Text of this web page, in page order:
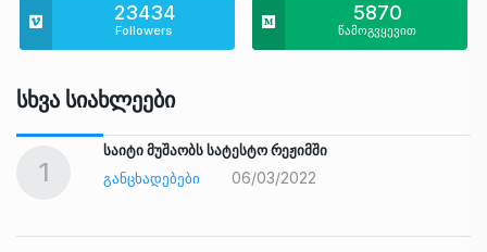
23434
Followers
5870
წამოგვყევით
Სხვა Სიახლეები
1
საიტი მუშაობს სატესტო რეჟიმში
ᲒᲐᲜᲪᲮᲐᲓᲔᲑᲔᲑᲘ
06/03/2022